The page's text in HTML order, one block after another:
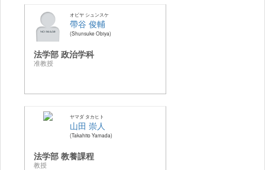
オビヤ シュンスケ
帶谷 俊輔
Shunsuke Obiya
法学部 政治学科
准教授
ヤマダ タカヒト
山田 崇人
Takahito Yamada
法学部 教養課程
教授